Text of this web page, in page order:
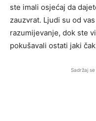
ste imali osjećaj da
zauzvrat. Ljudi su od
razumijevanje, dok ste
pokušavali ostati jaki
Sadržaj